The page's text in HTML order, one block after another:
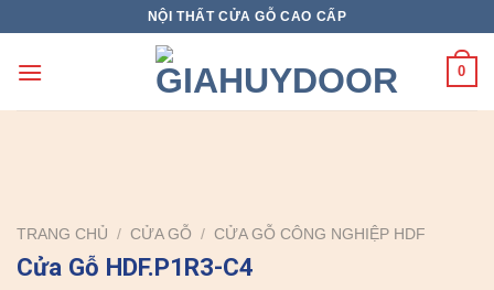
content
NỘI THẤT CỬA GỖ CAO CẤP
0
TRANG CHỦ / CỬA GỖ / CỬA GỖ CÔNG NGHIỆP HDF
Cửa Gỗ HDF.P1R3-C4